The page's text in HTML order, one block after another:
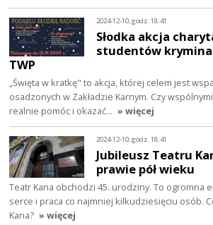
2024-12-10, godz. 18:41
Słodka akcja
studentów
TWP
„Święta w kratkę" to akcja, której celem jest
osadzonych w Zakładzie Karnym. Czy
realnie pomóc i okazać… » więcej
2024-12-10, godz. 18:41
Jubileusz Teatru
prawie pół wieku
Teatr Kana obchodzi 45. urodziny. To ogromna
serce i praca co najmniej kilkudziesięciu osób.
Kana? » więcej